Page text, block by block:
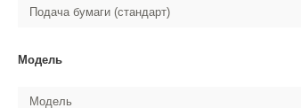
Подача бумаги (стандарт)
Модель
Модель